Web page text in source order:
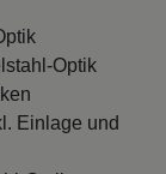
Optik
Einlage und